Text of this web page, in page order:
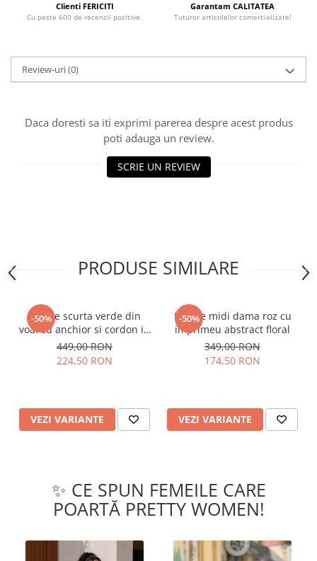
Clienti FERICITI
Cu peste 600 de recenzii pozitive.
Garantam CALITATEA
Tuturor articolelor comercializate!
Review-uri(0)
Daca doresti sa iti exprimi parerea despre acest produs
poti adauga un review.
SCRIE UN REVIEW
PRODUSE SIMILARE
-50%
Rochie scurta verde din
voal cu anchior si cordon in
talie
449,00 RON
224,50 RON
VEZI VARIANTE
-50%
Rochie midi dama roz cu
imprimeu abstract floral
349,00 RON
174,50 RON
VEZI VARIANTE
✨ CE SPUN FEMEILE CARE
POARTĂ PRETTY WOMEN!